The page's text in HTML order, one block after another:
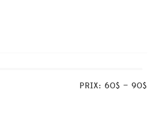
PRIX: 60$ — 90$